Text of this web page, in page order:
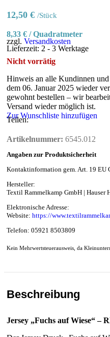
12,50 € /Stück
8,33 € /Quadratmeter
zzgl. Versandkosten
Lieferzeit: 2 - 3 Werktage
Nicht vorrätig
Hinweis an alle Kundinnen
dem 06. Januar 2025 wieder
gewohnt bestellen – wir
Versand wieder möglich ist.
Zur Wunschliste hinzufügen
Teilen:
Artikelnummer: 6545.012
Angaben zur Produktsicherheit
Kontaktinformation gem. Art. 19 EU
Hersteller:
Textil Rammelkamp GmbH | Hauser
Elektronische Adresse:
Website: https://
Telefon: 05921 8503809
Kein Mehrwertsteuerausweis, da
Beschreibung
Jersey „Fuchs auf Wiese“ –